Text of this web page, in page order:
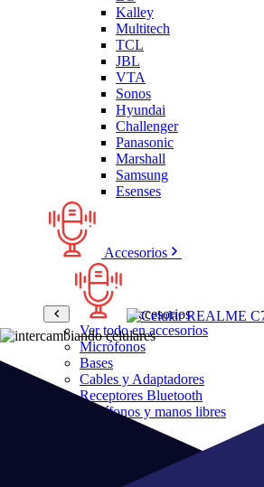
Kalley
Multitech
TCL
JBL
VTA
Sonos
Hyundai
Challenger
Panasonic
Marshall
Samsung
Esenses
Accesorios
Accesorios
Ver todo en accesorios
Micrófonos
Bases
Cables y Adaptadores
Receptores Bluetooth
Audífonos y manos libres